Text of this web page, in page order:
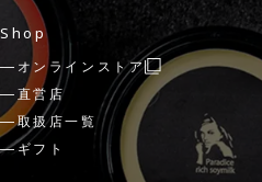
Shop
オンラインストア
直営店
取扱店一覧
ギフト